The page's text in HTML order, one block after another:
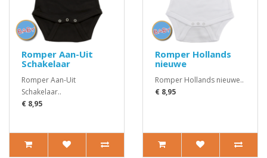
Romper Aan-Uit
Schakelaar
Romper Aan-Uit
Schakelaar..
€ 8,95
Romper Hollands
nieuwe
Romper Hollands nieuwe..
€ 8,95